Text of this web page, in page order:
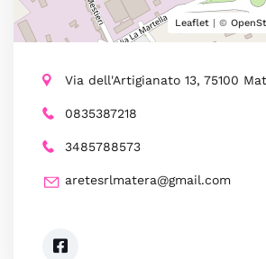
Leaflet | ©
Via dell'Artigianato 13, 75100
0835387218
3485788573
aretesrlmatera@gmail.com